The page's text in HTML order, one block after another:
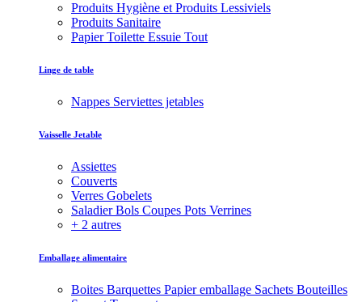
Produits Hygiène et Produits Lessiviels
Produits Sanitaire
Papier Toilette Essuie Tout
Linge de table
Nappes Serviettes jetables
Vaisselle Jetable
Assiettes
Couverts
Verres Gobelets
Saladier Bols Coupes Pots Verrines
+ 2 autres
Emballage alimentaire
Boites Barquettes Papier emballage Sachets Bouteilles